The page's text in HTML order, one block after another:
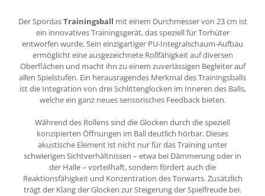
Der SpordasTrainingsball mit einem Durchmesser von 23 cm ist
ein innovatives Trainingsgerät, das speziell für Torhüter
entworfen wurde. Sein einzigartiger PU-Integralschaum-Aufbau
ermöglicht eine ausgezeichnete Rollfähigkeit auf diversen
Oberflächen und macht ihn zu einem zuverlässigen Begleiter auf
allen Spielstufen. Ein herausragendes Merkmal des Trainingsballs
ist die Integration von drei Schlittenglocken im Inneren des Balls,
welche ein ganz neues sensorisches Feedback bieten.
Während des Rollens sind die Glocken durch die speziell
konzipierten Öffnungen im Ball deutlich hörbar. Dieses
akustische Element ist nicht nur für das Training unter
schwierigen Sichtverhältnissen – etwa bei Dämmerung oder in
der Halle – vorteilhaft, sondern fördert auch die
Reaktionsfähigkeit und Konzentration des Torwarts. Zusätzlich
trägt der Klang der Glocken zur Steigerung der Spielfreude bei.